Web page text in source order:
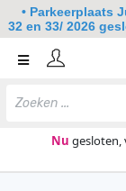
Nu gesloten,
Home
• Parkeerplaats
32 en 33/ 2026